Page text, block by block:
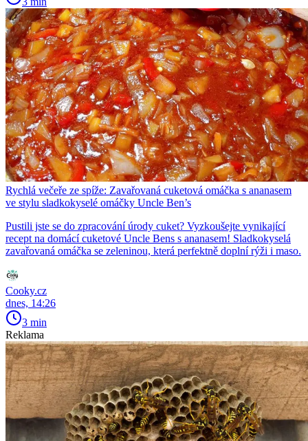
Rychlá večeře ze spíže: Zavařovaná cuketová omáčka s ananasem
ve stylu sladkokyselé omáčky Uncle Ben’s
Pustili jste se do zpracování úrody cuket? Vyzkoušejte vynikající
recept na domácí cuketové Uncle Bens s ananasem! Sladkokyselá
zavařovaná omáčka se zeleninou, která perfektně doplní rýži i maso.
Cooky.cz
dnes, 14:26
3 min
Reklama